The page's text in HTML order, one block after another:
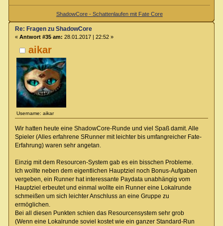
ShadowCore - Schattenlaufen mit Fate Core
aikar
Username: aikar
Re: Fragen zu ShadowCore
« Antwort #35 am: 28.01.2017 | 22:52 »
Wir hatten heute eine ShadowCore-Runde und viel Spaß damit. Alle
Spieler (Alles erfahrene SRunner mit leichter bis umfangreicher Fate-
Erfahrung) waren sehr angetan.
Einzig mit dem Resourcen-System gab es ein bisschen Probleme.
Ich wollte neben dem eigentlichen Hauptziel noch Bonus-Aufgaben
vergeben, ein Runner hat interessante Paydata unabhängig vom
Hauptziel erbeutet und einmal wollte ein Runner eine Lokalrunde
schmeißen um sich leichter Anschluss an eine Gruppe zu
ermöglichen.
Bei all diesen Punkten schien das Resourcensystem sehr grob
(Wenn eine Lokalrunde soviel kostet wie ein ganzer Standard-Run